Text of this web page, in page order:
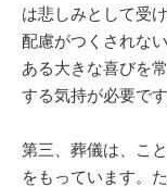
は悲しみとして受
配慮がつくされな
ある大きな喜びを
する気持が必要です
第三、葬儀は、こ
をもっています。